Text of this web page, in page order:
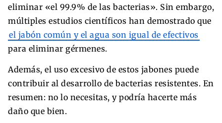
eliminar «el 99.9% de las bacterias». Sin embargo,
múltiples estudios científicos han demostrado que
el jabón común y el agua son igual de efectivos
para eliminar gérmenes.
Además, el uso excesivo de estos jabones puede
contribuir al desarrollo de bacterias resistentes. En
resumen: no lo necesitas, y podría hacerte más
daño que bien.